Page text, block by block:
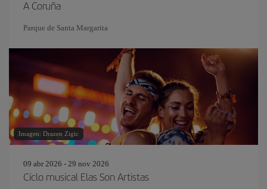
A Coruña
Parque de Santa Margarita
Imagen: Drazen Zigic
09 abr 2026 - 29 nov 2026
Ciclo musical Elas Son Artistas